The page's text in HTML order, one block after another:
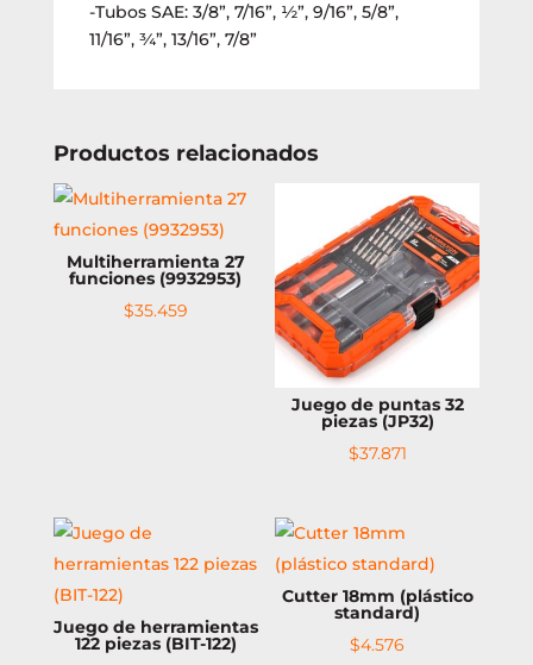
-Tubos SAE: 3/8”, 7/16”, ½”, 9/16”, 5/8”,
11/16”, ¾”, 13/16”, 7/8”
Productos relacionados
Multiherramienta 27
funciones (9932953)
$35.459
Juego de puntas 32
piezas (JP32)
$37.871
Juego de herramientas
122 piezas (BIT-122)
Cutter 18mm (plástico
standard)
$4.576